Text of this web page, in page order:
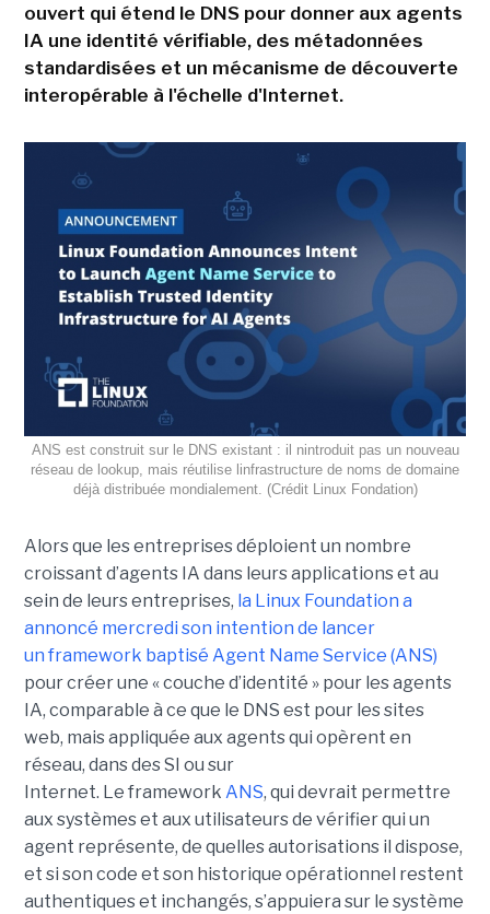
ouvert qui étend le DNS pour donner aux agents
IA une identité vérifiable, des métadonnées
standardisées et un mécanisme de découverte
interopérable à l'échelle d'Internet.
ANS est construit sur le DNS existant : il nintroduit pas un nouveau
réseau de lookup, mais réutilise linfrastructure de noms de domaine
déjà distribuée mondialement. (Crédit Linux Fondation)
Alors que les entreprises déploient un nombre
croissant d’agents IA dans leurs applications et au
sein de leurs entreprises, la Linux Foundation a
annoncé mercredi son intention de lancer
un framework baptisé Agent Name Service (ANS)
pour créer une « couche d’identité » pour les agents
IA, comparable à ce que le DNS est pour les sites
web, mais appliquée aux agents qui opèrent en
réseau, dans des SI ou sur
Internet. Le framework ANS, qui devrait permettre
aux systèmes et aux utilisateurs de vérifier qui un
agent représente, de quelles autorisations il dispose,
et si son code et son historique opérationnel restent
authentiques et inchangés, s’appuiera sur le système